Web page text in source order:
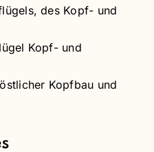
des Kopf- und
Kopf- und
Kopfbau und